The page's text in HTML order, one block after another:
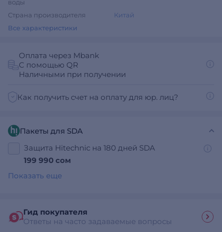
воды
Страна производителя
Китай
Все характеристики
Оплата через Mbank
С помощью QR
Наличными при получении
Как получить счет на оплату для юр. лиц?
Пакеты для SDA
Защита Hitechnic на 180 дней SDA
199 990 сом
Показать еще
Гид покупателя
Ответы на часто задаваемые вопросы